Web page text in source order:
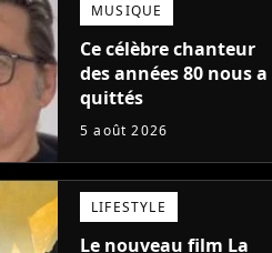
MUSIQUE
Ce célèbre chanteur
des années 80 nous a
quittés
5 août 2026
LIFESTYLE
Le nouveau film La